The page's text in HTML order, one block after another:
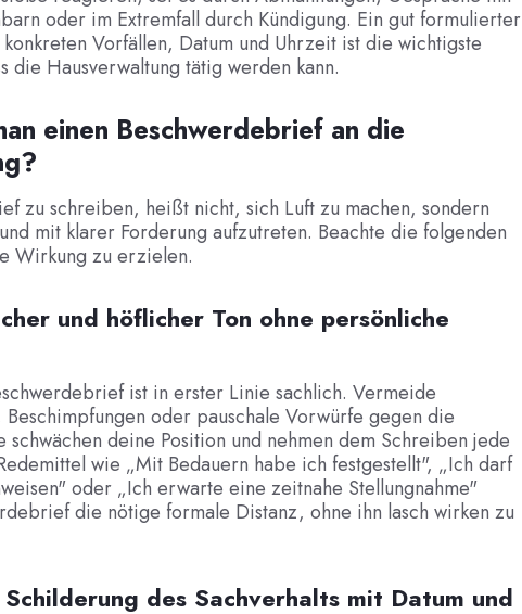
oder im Extremfall durch Kündigung. Ein gut formulierter
Vorfällen, Datum und Uhrzeit ist die wichtigste
die Hausverwaltung tätig werden kann.
einen Beschwerdebrief an die
zu schreiben, heißt nicht, sich Luft zu machen, sondern
mit klarer Forderung aufzutreten. Beachte die folgenden
Wirkung zu erzielen.
und höflicher Ton ohne persönliche
ist in erster Linie sachlich. Vermeide
oder pauschale Vorwürfe gegen die
schwächen deine Position und nehmen dem Schreiben jede
wie „Mit Bedauern habe ich festgestellt", „Ich darf
oder „Ich erwarte eine zeitnahe Stellungnahme"
die nötige formale Distanz, ohne ihn lasch wirken zu
des Sachverhalts mit Datum und